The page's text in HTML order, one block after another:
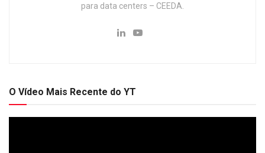
para data centers – CEEDA.
O Vídeo Mais Recente do YT